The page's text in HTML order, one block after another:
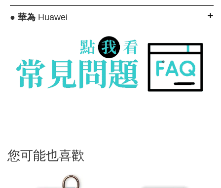
● 華為Huawei
您可能也喜歡